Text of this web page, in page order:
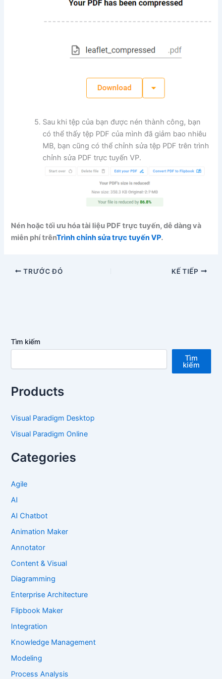
Sau khi tệp của bạn được nén thành công, bạn
có thể thấy tệp PDF của mình đã giảm bao nhiêu
MB, bạn cũng có thể chỉnh sửa tệp PDF trên trình
chỉnh sửa PDF trực tuyến VP.
Nén hoặc tối ưu hóa tài liệu PDF trực tuyến, dễ dàng và
miễn phí trênTrình chỉnh sửa trực tuyến VP.
TRƯỚC ĐÓ KẾ TIẾP
Tìm kiếm
Tìm
kiếm
Products
Visual Paradigm Desktop
Visual Paradigm Online
Categories
Agile
AI
AI Chatbot
Animation Maker
Annotator
Content & Visual
Diagramming
Enterprise Architecture
Flipbook Maker
Integration
Knowledge Management
Modeling
Process Analysis